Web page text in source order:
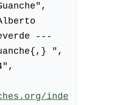
---
",
inde